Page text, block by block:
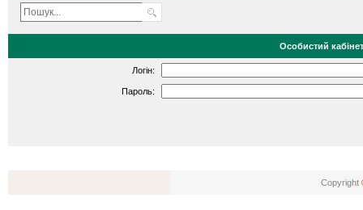
Особистий кабінет
Логін:
Пароль:
Copyright